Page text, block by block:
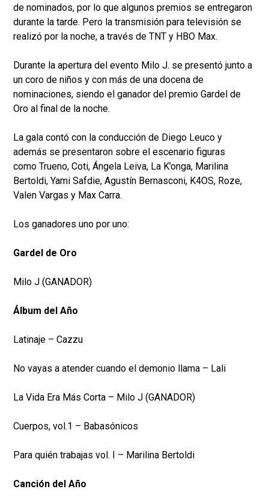
de nominados, por lo que algunos premios se entregaron
durante la tarde. Pero la transmisión para televisión se
realizó por la noche, a través de TNT y HBO Max.
Durante la apertura del evento Milo J. se presentó junto a
un coro de niños y con más de una docena de
nominaciones, siendo el ganador del premio Gardel de
Oro al final de la noche.
La gala contó con la conducción de Diego Leuco y
además se presentaron sobre el escenario figuras
como Trueno, Coti, Ángela Leiva, La K’onga, Marilina
Bertoldi, Yami Safdie, Agustín Bernasconi, K4OS, Roze,
Valen Vargas y Max Carra.
Los ganadores uno por uno:
Gardel de Oro
Milo J (GANADOR)
Álbum del Año
Latinaje – Cazzu
No vayas a atender cuando el demonio llama – Lali
La Vida Era Más Corta – Milo J (GANADOR)
Cuerpos, vol.1 – Babasónicos
Para quién trabajas vol. I – Marilina Bertoldi
Canción del Año